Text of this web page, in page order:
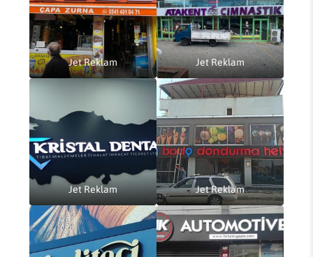
Jet Reklam Jet Reklam
Jet Reklam Jet Reklam